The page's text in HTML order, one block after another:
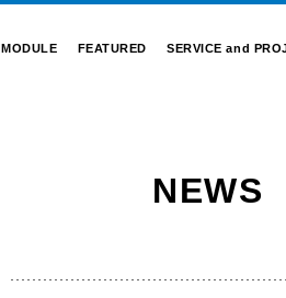
MODULE FEATURED SERVICE and
NEWS